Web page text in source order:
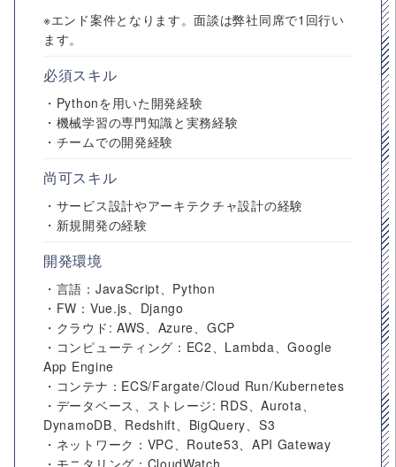
※エンド案件となります。面談は弊社同席で1回行い
ます。
必須スキル
・Pythonを用いた開発経験
・機械学習の専門知識と実務経験
・チームでの開発経験
尚可スキル
・サービス設計やアーキテクチャ設計の経験
・新規開発の経験
開発環境
・言語：JavaScript、Python
・FW：Vue.js、Django
・クラウド: AWS、Azure、GCP
・コンピューティング：EC2、Lambda、Google
App Engine
・コンテナ：ECS/Fargate/Cloud Run/Kubernetes
・データベース、ストレージ: RDS、Aurota、
DynamoDB、Redshift、BigQuery、S3
・ネットワーク：VPC、Route53、API Gateway
・モニタリング：CloudWatch